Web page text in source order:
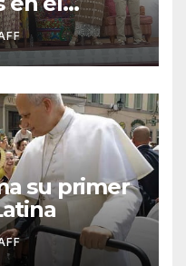
de la
su primer